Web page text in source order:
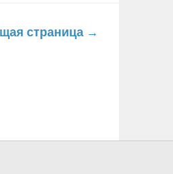
страница →